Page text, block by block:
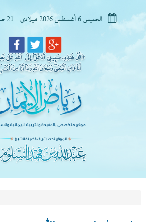
الخميس 6 أغسطس 2026 ميلادى - 21 صفر 1448 هجرى